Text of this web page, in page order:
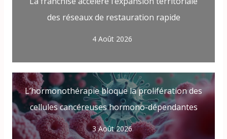
des réseaux de restauration rapide
4 Août 2026
L’hormonothérapie bloque la prolifération des
cellules cancéreuses hormono-dépendantes
3 Août 2026